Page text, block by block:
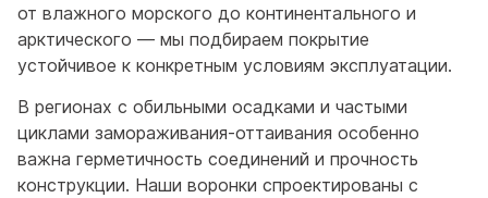
от влажного морского до континентального и
арктического — мы подбираем покрытие
устойчивое к конкретным условиям эксплуатации.
В регионах с обильными осадками и частыми
циклами замораживания-оттаивания особенно
важна герметичность соединений и прочность
конструкции. Наши воронки спроектированы с